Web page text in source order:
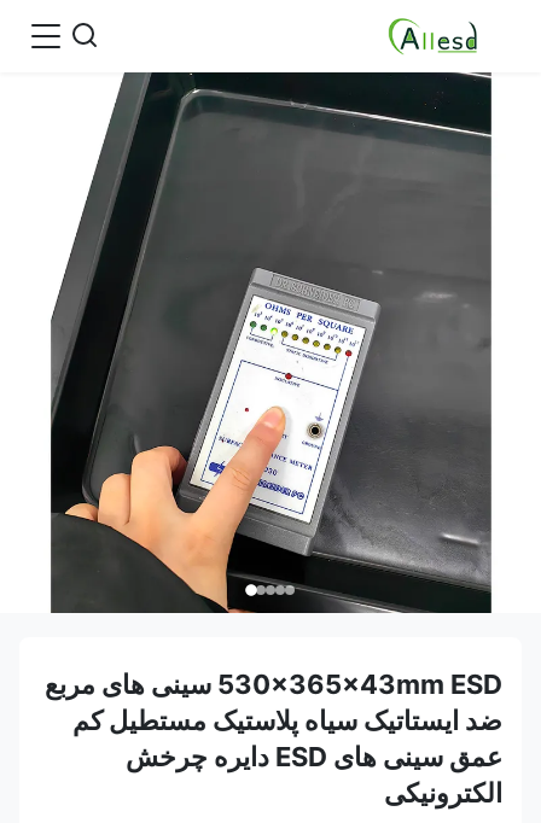
530x365x43mm ESD سینی های مربع
ضد ایستاتیک سیاه پلاستیک مستطیل کم
عمق سینی های ESD دایره چرخش
الکترونیکی